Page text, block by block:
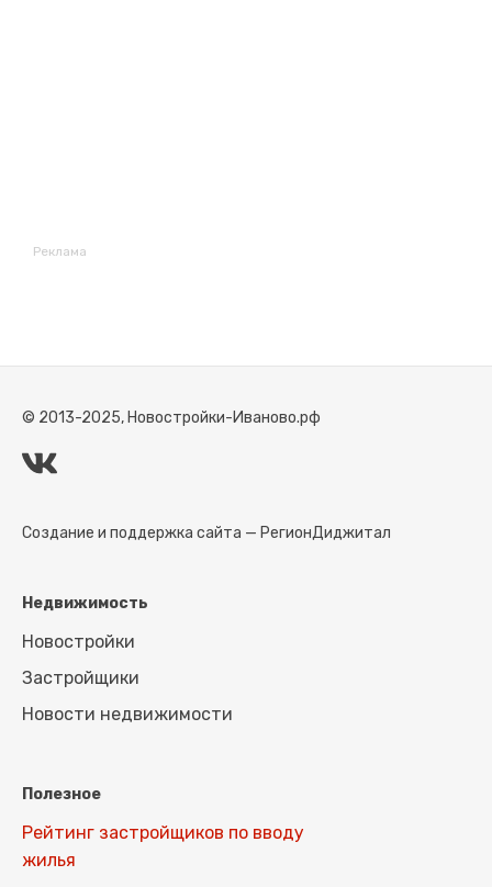
Реклама
© 2013-2025, Новостройки-Иваново.рф
Создание и поддержка сайта — РегионДиджитал
Недвижимость
Новостройки
Застройщики
Новости недвижимости
Полезное
Рейтинг застройщиков по вводу
жилья